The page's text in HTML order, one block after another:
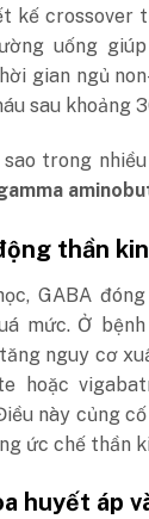
kế crossover
uống
gian ngủ
sau khoảng
trong
thần
GABA
mức. Ở
nguy cơ
hoặc
này củng
ức chế thần
huyết áp